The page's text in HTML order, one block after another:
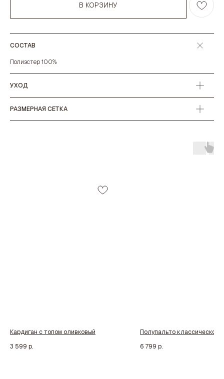
В КОРЗИНУ
СОСТАВ
Полиэстер 100%
УХОД
РАЗМЕРНАЯ СЕТКА
Кардиган с топом оливковый
3 599 р.
Полупальто классическое
6 799 р.